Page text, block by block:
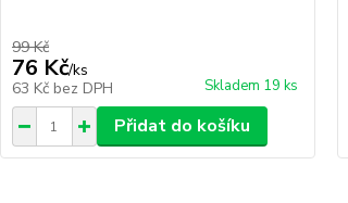
99 Kč
76 Kč/ks
63 Kč bez DPH Skladem 19 ks
Přidat do košíku